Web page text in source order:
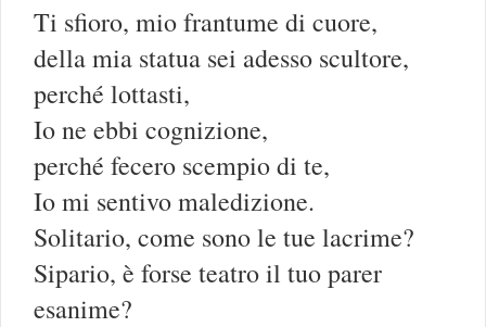
Ti sfioro, mio frantume di cuore,
della mia statua sei adesso scultore,
perché lottasti,
Io ne ebbi cognizione,
perché fecero scempio di te,
Io mi sentivo maledizione.
Solitario, come sono le tue lacrime?
Sipario, è forse teatro il tuo parer
esanime?